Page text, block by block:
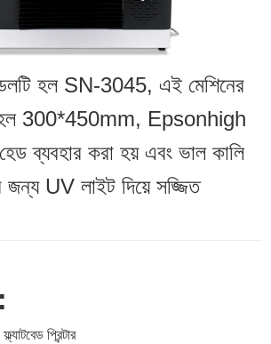
হল SN-3045, এই মেশিনের
হল 300*450mm, Epsonhigh
হেড ব্যবহার করা হয় এবং ভাল কালি
জন্য UV লাইট দিয়ে সজ্জিত